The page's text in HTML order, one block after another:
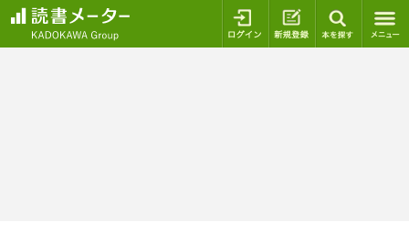
ログイン 新規登録